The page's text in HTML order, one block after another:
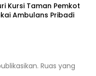
Kursi Taman Pemkot
Ambulans Pribadi
Ruas yang